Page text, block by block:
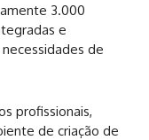
3.000
e
de
profissionais,
de criação de